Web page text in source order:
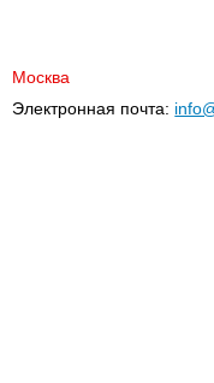
Москва
Электронная почта: